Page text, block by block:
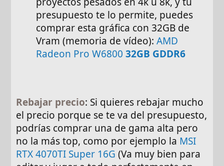
presupuesto te lo permite, puedes
comprar esta gráfica con 32GB de
Vram (memoria de vídeo):AMD
Radeon Pro W680032GB GDDR6
Rebajar precio: Si quieres rebajar mucho
el precio porque se te va del presupuesto,
podrías comprar una de gama alta pero
no la más top, como por ejemplo la MSI
RTX 4070TI Super 16G (Va muy bien para